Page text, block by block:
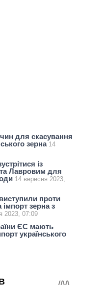
для скасування
зерна 14
із
Лавровим для
14 вересня 2023,
проти
зерна з
2023, 07:09
ЄС мають
українського